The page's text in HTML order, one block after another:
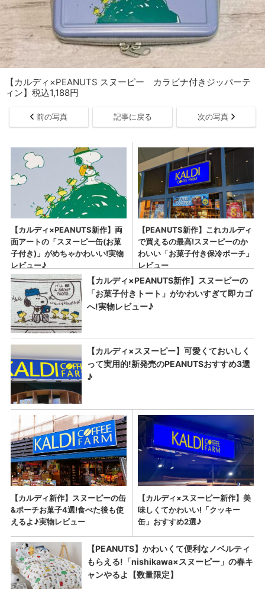
【カルディ×PEANUTS スヌーピー カラビナ付きジッパーテ
ィン】税込1,188円
前の写真 記事に戻る 次の写真